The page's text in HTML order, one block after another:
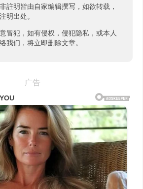
註明皆由自家编辑撰写，如欲转载，
明出处。
冒犯，如有侵权，侵犯隐私，或本人
我们，将立即删除文章。
广告